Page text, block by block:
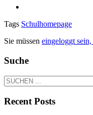
Tags Schulhomepage
Sie müssen eingeloggt sein,
Suche
Recent Posts